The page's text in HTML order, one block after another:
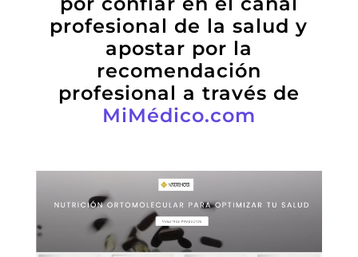
profesional de la salud y
apostar por la
recomendación
profesional a través de
MiMédico.com